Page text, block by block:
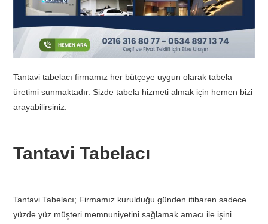
Tantavi tabelacı firmamız her bütçeye uygun olarak tabela
üretimi sunmaktadır. Sizde tabela hizmeti almak için hemen bizi
arayabilirsiniz.
Tantavi Tabelacı
Tantavi Tabelacı; Firmamız kurulduğu günden itibaren sadece
yüzde yüz müşteri memnuniyetini sağlamak amacı ile işini